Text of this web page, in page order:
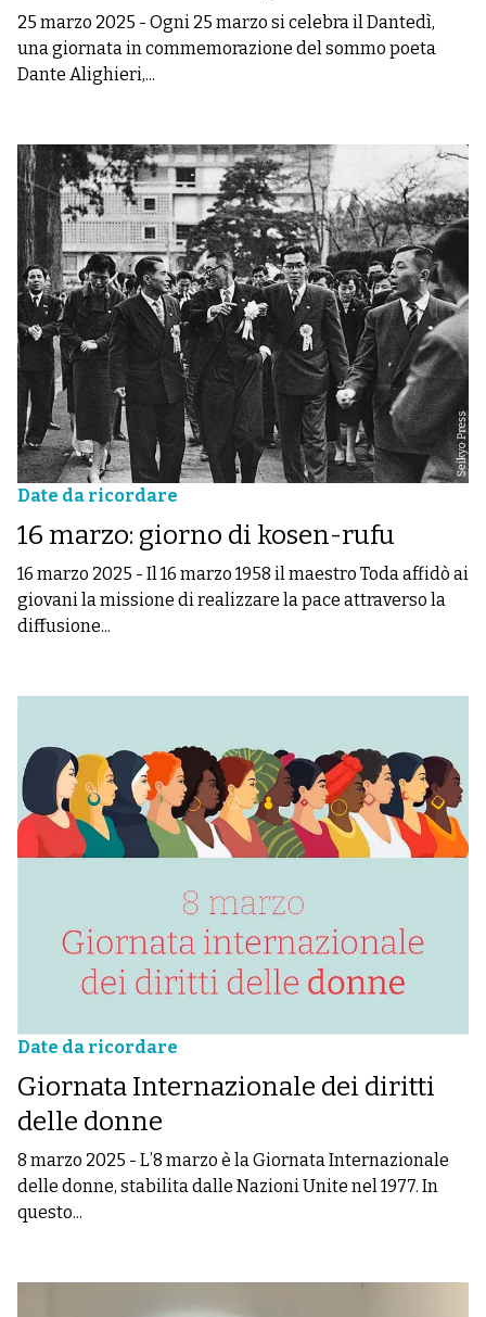
25 marzo 2025 - Ogni 25 marzo si celebra il Dantedì,
una giornata in commemorazione del sommo poeta
Dante Alighieri,...
Date da ricordare
16 marzo: giorno di kosen-rufu
16 marzo 2025 - Il 16 marzo 1958 il maestro Toda affidò ai
giovani la missione di realizzare la pace attraverso la
diffusione...
Date da ricordare
Giornata Internazionale dei diritti
delle donne
8 marzo 2025 - L’8 marzo è la Giornata Internazionale
delle donne, stabilita dalle Nazioni Unite nel 1977. In
questo...